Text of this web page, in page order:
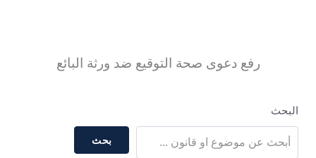
رفع دعوى صحة التوقيع ضد ورثة البائع
البحث
بحث